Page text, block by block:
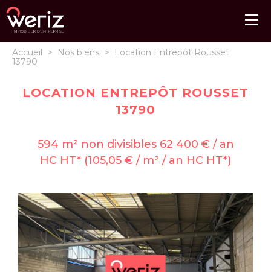
Accueil > Nos biens >
Location Entrepôt Rousset
13790
LOCATION ENTREPÔT ROUSSET
13790
594 m² non divisibles 62 400 € / an
HC HT* (105,05 € / m² / an HC HT*)